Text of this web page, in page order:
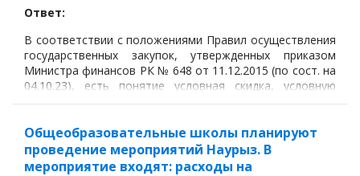
Ответ:
В соответствии с положениями Правил осуществления
государственных закупок, утвержденных приказом
Министра финансов РК № 648 от 11.12.2015 (по сост. на
04.10.23), есть понятие условная скидка, условную
скидку присваивает заказчик потенциальному
Общеобразовательные школы планируют
проведение мероприятий Наурыз. В
мероприятие входят: расходы на